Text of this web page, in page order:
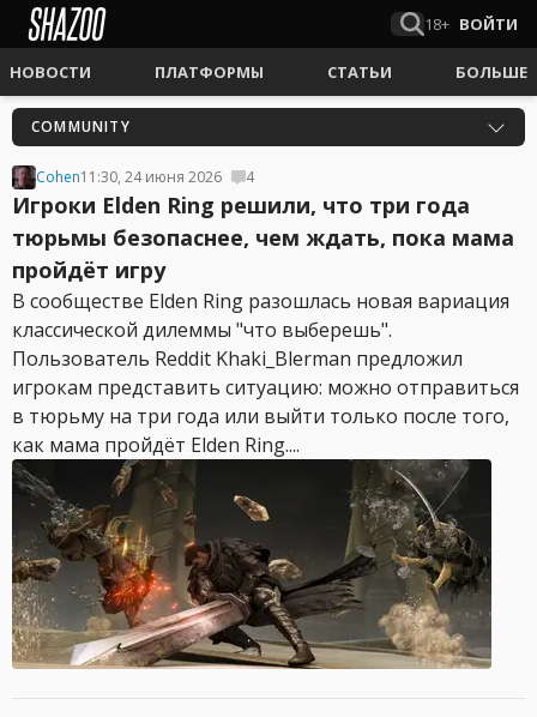
18+ ВОЙТИ
НОВОСТИ ПЛАТФОРМЫ СТАТЬИ БОЛЬШЕ
COMMUNITY
Cohen11:30, 24 июня 2026 4
Игроки Elden Ring решили, что три года
тюрьмы безопаснее, чем ждать, пока мама
пройдёт игру
В сообществе Elden Ring разошлась новая вариация
классической дилеммы "что выберешь".
Пользователь Reddit Khaki_Blerman предложил
игрокам представить ситуацию: можно отправиться
в тюрьму на три года или выйти только после того,
как мама пройдёт Elden Ring....